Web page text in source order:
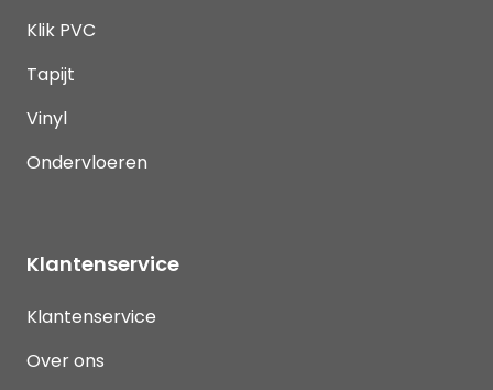
Klik PVC
Tapijt
Vinyl
Ondervloeren
Klantenservice
Klantenservice
Over ons